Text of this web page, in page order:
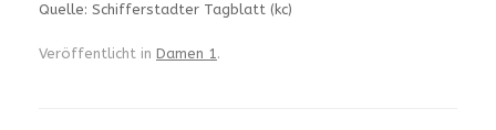
Quelle: Schifferstadter Tagblatt (kc)
Veröffentlicht in Damen 1 .